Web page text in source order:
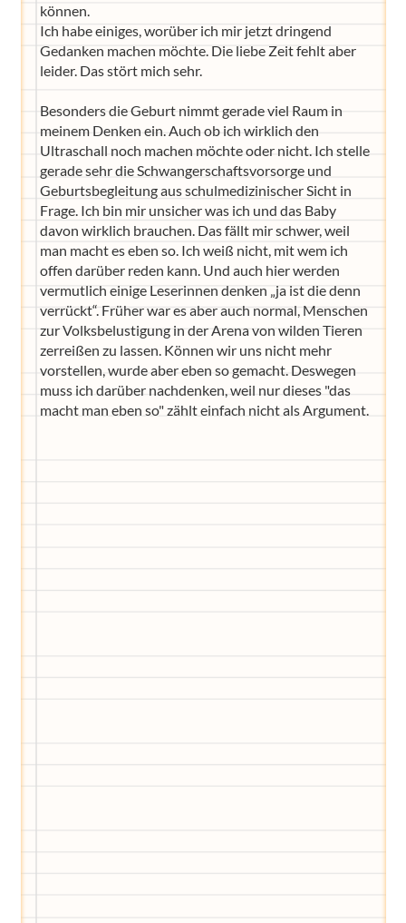
können.
Ich habe einiges, worüber ich mir jetzt dringend
Gedanken machen möchte. Die liebe Zeit fehlt aber
leider. Das stört mich sehr.
Besonders die Geburt nimmt gerade viel Raum in
meinem Denken ein. Auch ob ich wirklich den
Ultraschall noch machen möchte oder nicht. Ich stelle
gerade sehr die Schwangerschaftsvorsorge und
Geburtsbegleitung aus schulmedizinischer Sicht in
Frage. Ich bin mir unsicher was ich und das Baby
davon wirklich brauchen. Das fällt mir schwer, weil
man macht es eben so. Ich weiß nicht, mit wem ich
offen darüber reden kann. Und auch hier werden
vermutlich einige Leserinnen denken „ja ist die denn
verrückt“. Früher war es aber auch normal, Menschen
zur Volksbelustigung in der Arena von wilden Tieren
zerreißen zu lassen. Können wir uns nicht mehr
vorstellen, wurde aber eben so gemacht. Deswegen
muss ich darüber nachdenken, weil nur dieses "das
macht man eben so" zählt einfach nicht als Argument.